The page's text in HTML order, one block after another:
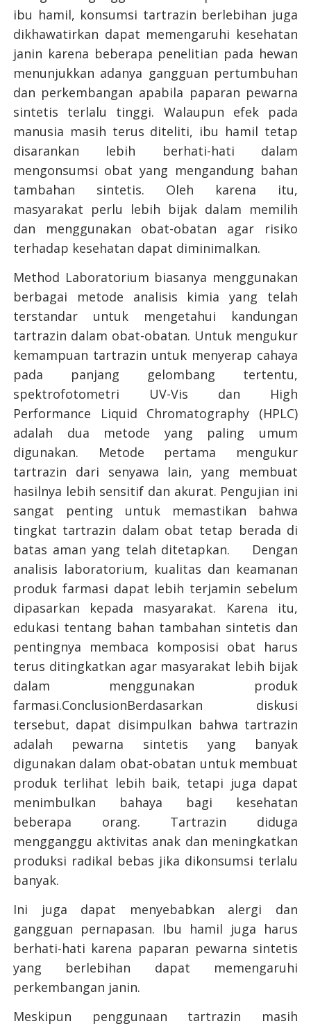
ibu hamil, konsumsi tartrazin berlebihan juga
dikhawatirkan dapat memengaruhi kesehatan
janin karena beberapa penelitian pada hewan
menunjukkan adanya gangguan pertumbuhan
dan perkembangan apabila paparan pewarna
sintetis terlalu tinggi. Walaupun efek pada
manusia masih terus diteliti, ibu hamil tetap
disarankan lebih berhati-hati dalam
mengonsumsi obat yang mengandung bahan
tambahan sintetis. Oleh karena itu,
masyarakat perlu lebih bijak dalam memilih
dan menggunakan obat-obatan agar risiko
terhadap kesehatan dapat diminimalkan.
Method Laboratorium biasanya menggunakan
berbagai metode analisis kimia yang telah
terstandar untuk mengetahui kandungan
tartrazin dalam obat-obatan. Untuk mengukur
kemampuan tartrazin untuk menyerap cahaya
pada panjang gelombang tertentu,
spektrofotometri UV-Vis dan High
Performance Liquid Chromatography (HPLC)
adalah dua metode yang paling umum
digunakan. Metode pertama mengukur
tartrazin dari senyawa lain, yang membuat
hasilnya lebih sensitif dan akurat. Pengujian ini
sangat penting untuk memastikan bahwa
tingkat tartrazin dalam obat tetap berada di
batas aman yang telah ditetapkan. Dengan
analisis laboratorium, kualitas dan keamanan
produk farmasi dapat lebih terjamin sebelum
dipasarkan kepada masyarakat. Karena itu,
edukasi tentang bahan tambahan sintetis dan
pentingnya membaca komposisi obat harus
terus ditingkatkan agar masyarakat lebih bijak
dalam menggunakan produk
farmasi.ConclusionBerdasarkan diskusi
tersebut, dapat disimpulkan bahwa tartrazin
adalah pewarna sintetis yang banyak
digunakan dalam obat-obatan untuk membuat
produk terlihat lebih baik, tetapi juga dapat
menimbulkan bahaya bagi kesehatan
beberapa orang. Tartrazin diduga
mengganggu aktivitas anak dan meningkatkan
produksi radikal bebas jika dikonsumsi terlalu
banyak.
Ini juga dapat menyebabkan alergi dan
gangguan pernapasan. Ibu hamil juga harus
berhati-hati karena paparan pewarna sintetis
yang berlebihan dapat memengaruhi
perkembangan janin.
Meskipun penggunaan tartrazin masih